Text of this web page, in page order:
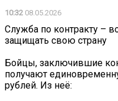
10:32 08.05.2026
Служба по контракту –
защищать свою страну
Бойцы, заключившие
получают
рублей. Из неё: